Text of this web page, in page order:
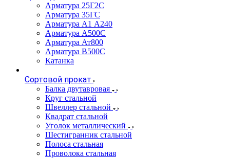
Арматура 25Г2С
Арматура 35ГС
Арматура А1 А240
Арматура А500С
Арматура Ат800
Арматура В500С
Катанка
Сортовой прокат
Балка двутавровая
Круг стальной
Швеллер стальной
Квадрат стальной
Уголок металлический
Шестигранник стальной
Полоса стальная
Проволока стальная